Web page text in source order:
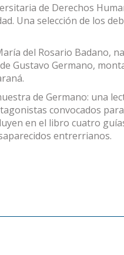
de Derechos
Una selección de los
del Rosario Badano,
Gustavo Germano,
de Germano: una
convocados
en el libro cuatro
entrerrianos.